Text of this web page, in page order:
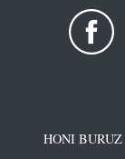
HONI BURUZ